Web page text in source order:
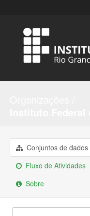
Sobre
Conjuntos de dados
Fluxo de Atividades
Sobre